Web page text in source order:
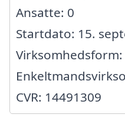
Ansatte: 0
Startdato: 15.
Virksomhedsform:
CVR: 14491309